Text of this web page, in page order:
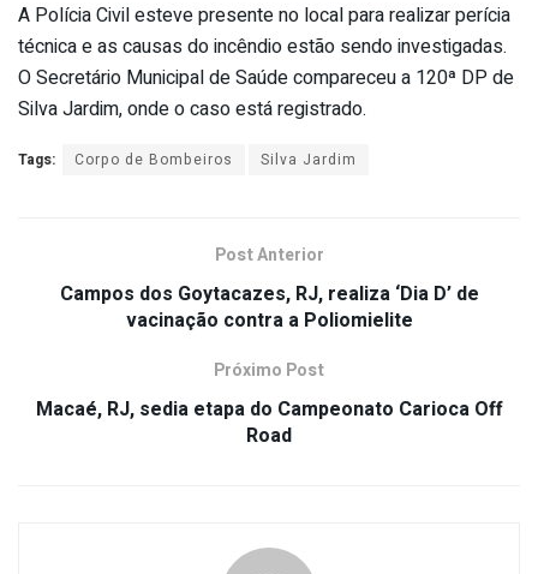
A Polícia Civil esteve presente no local para realizar perícia
técnica e as causas do incêndio estão sendo investigadas.
O Secretário Municipal de Saúde compareceu a 120ª DP de
Silva Jardim, onde o caso está registrado.
Tags: Corpo de Bombeiros Silva Jardim
Post Anterior
Campos dos Goytacazes, RJ, realiza ‘Dia D’ de
vacinação contra a Poliomielite
Próximo Post
Macaé, RJ, sedia etapa do Campeonato Carioca Off
Road